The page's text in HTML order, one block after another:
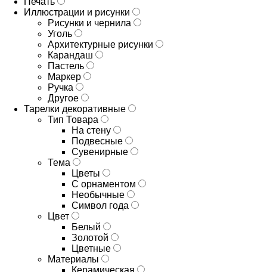
Иллюстрации и рисунки
Рисунки и чернила
Уголь
Архитектурные рисунки
Карандаш
Пастель
Маркер
Ручка
Другое
Тарелки декоративные
Тип Товара
На стену
Подвесные
Сувенирные
Тема
Цветы
С орнаментом
Необычные
Символ года
Цвет
Белый
Золотой
Цветные
Материалы
Керамическая